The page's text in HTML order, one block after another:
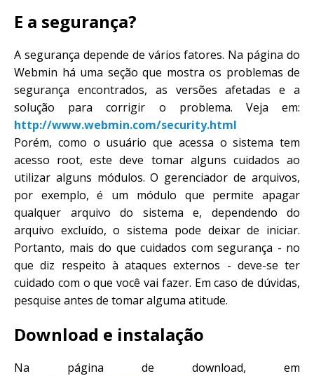
E a segurança?
A segurança depende de vários fatores. Na página do
Webmin há uma seção que mostra os problemas de
segurança encontrados, as versões afetadas e a
solução para corrigir o problema. Veja em:
http://www.webmin.com/security.html
Porém, como o usuário que acessa o sistema tem
acesso root, este deve tomar alguns cuidados ao
utilizar alguns módulos. O gerenciador de arquivos,
por exemplo, é um módulo que permite apagar
qualquer arquivo do sistema e, dependendo do
arquivo excluído, o sistema pode deixar de iniciar.
Portanto, mais do que cuidados com segurança - no
que diz respeito à ataques externos - deve-se ter
cuidado com o que você vai fazer. Em caso de dúvidas,
pesquise antes de tomar alguma atitude.
Download e instalação
Na página de download, em